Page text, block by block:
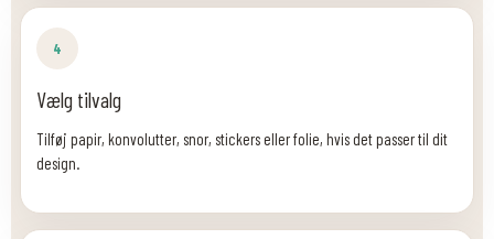
4
Vælg tilvalg
Tilføj papir, konvolutter, snor, stickers eller folie, hvis det passer til dit
design.